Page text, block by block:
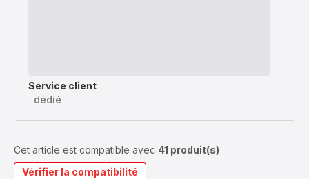
Service client
dédié
Cet article est compatible avec 41 produit(s)
Vérifier la compatibilité